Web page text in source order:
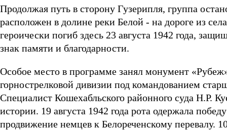
Продолжая путь в сторону Гузерипля, группа
расположен в долине реки Белой - на дороге из
героически погиб здесь 23 августа 1942 года,
знак памяти и благодарности.
Особое место в программе занял монумент
горнострелковой дивизии под командованием
Специалист Кошехабльского районного суда Н.Р.
истории. 19 августа 1942 года рота одержала
продвижение немцев к Белореченскому перевалу.